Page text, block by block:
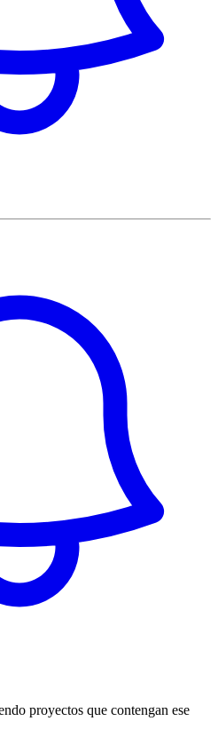
proyectos que contengan ese